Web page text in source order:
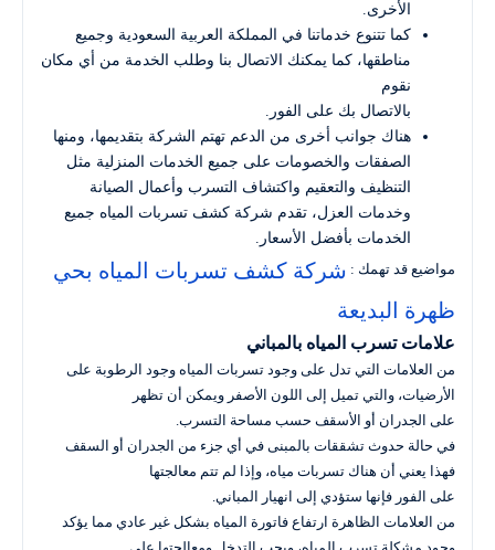
الأخرى.
كما تتنوع خدماتنا في المملكة العربية السعودية وجميع
مناطقها، كما يمكنك الاتصال بنا وطلب الخدمة من أي مكان
نقوم
بالاتصال بك على الفور.
هناك جوانب أخرى من الدعم تهتم الشركة بتقديمها، ومنها
الصفقات والخصومات على جميع الخدمات المنزلية مثل
التنظيف والتعقيم واكتشاف التسرب وأعمال الصيانة
وخدمات العزل، تقدم شركة كشف تسربات المياه جميع
الخدمات بأفضل الأسعار.
مواضيع قد تهمك : شركة كشف تسربات المياه بحي
ظهرة البديعة
علامات تسرب المياه بالمباني
من العلامات التي تدل على وجود تسربات المياه وجود الرطوبة على
الأرضيات، والتي تميل إلى اللون الأصفر ويمكن أن تظهر
على الجدران أو الأسقف حسب مساحة التسرب.
في حالة حدوث تشققات بالمبنى في أي جزء من الجدران أو السقف
فهذا يعني أن هناك تسربات مياه، وإذا لم تتم معالجتها
على الفور فإنها ستؤدي إلى انهيار المباني.
من العلامات الظاهرة ارتفاع فاتورة المياه بشكل غير عادي مما يؤكد